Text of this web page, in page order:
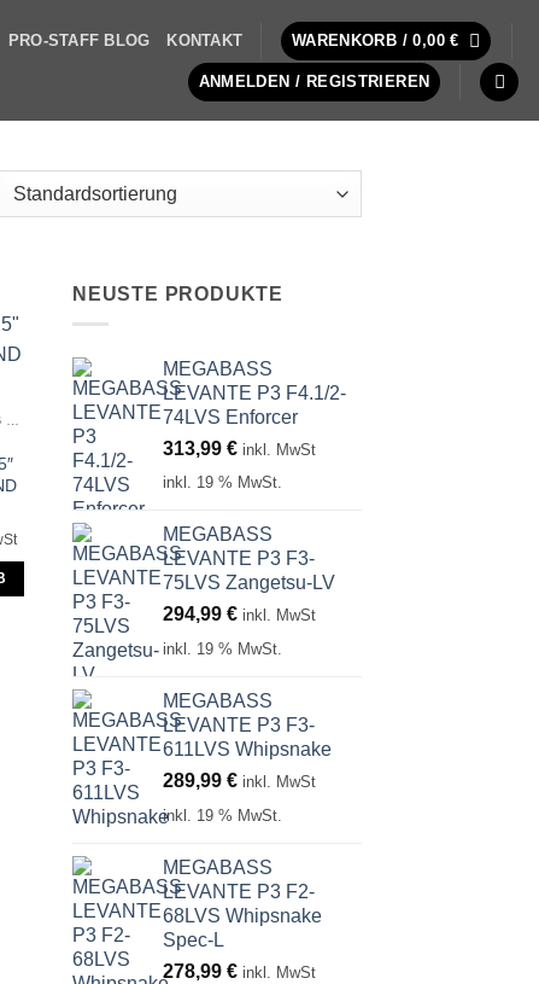
PRO-STAFF BLOG KONTAKT WARENKORB /0,00€
ANMELDEN / REGISTRIEREN
NEUSTE PRODUKTE
MEGABASS
LEVANTE P3 F4.1/2-
74LVS Enforcer
313,99 € inkl. MwSt
inkl. 19 % MwSt.
MEGABASS
LEVANTE P3 F3-
75LVS Zangetsu-LV
294,99 € inkl. MwSt
inkl. 19 % MwSt.
MEGABASS
LEVANTE P3 F3-
611LVS Whipsnake
289,99 € inkl. MwSt
inkl. 19 % MwSt.
MEGABASS
LEVANTE P3 F2-
68LVS Whipsnake
Spec-L
278,99 € inkl. MwSt